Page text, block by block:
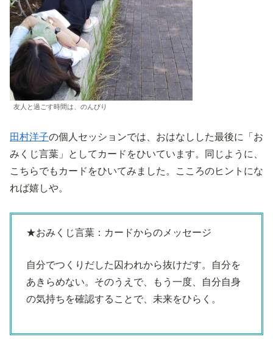
友人と過ごす時間は、のんびり
田村洋子の個人セッションでは、おはなしした最後に「お
みくじ言葉」としてカードをひいています。同じように、
こちらでもカードをひいてみました。こころのヒントにな
れば嬉しや。
★おみくじ言葉：カードからのメッセージ
自分でつくりだした囚われから抜けだす。自分を
あきらめない。そのうえで、もう一度、自分自身
の気持ちを確認することで、未来をひらく。